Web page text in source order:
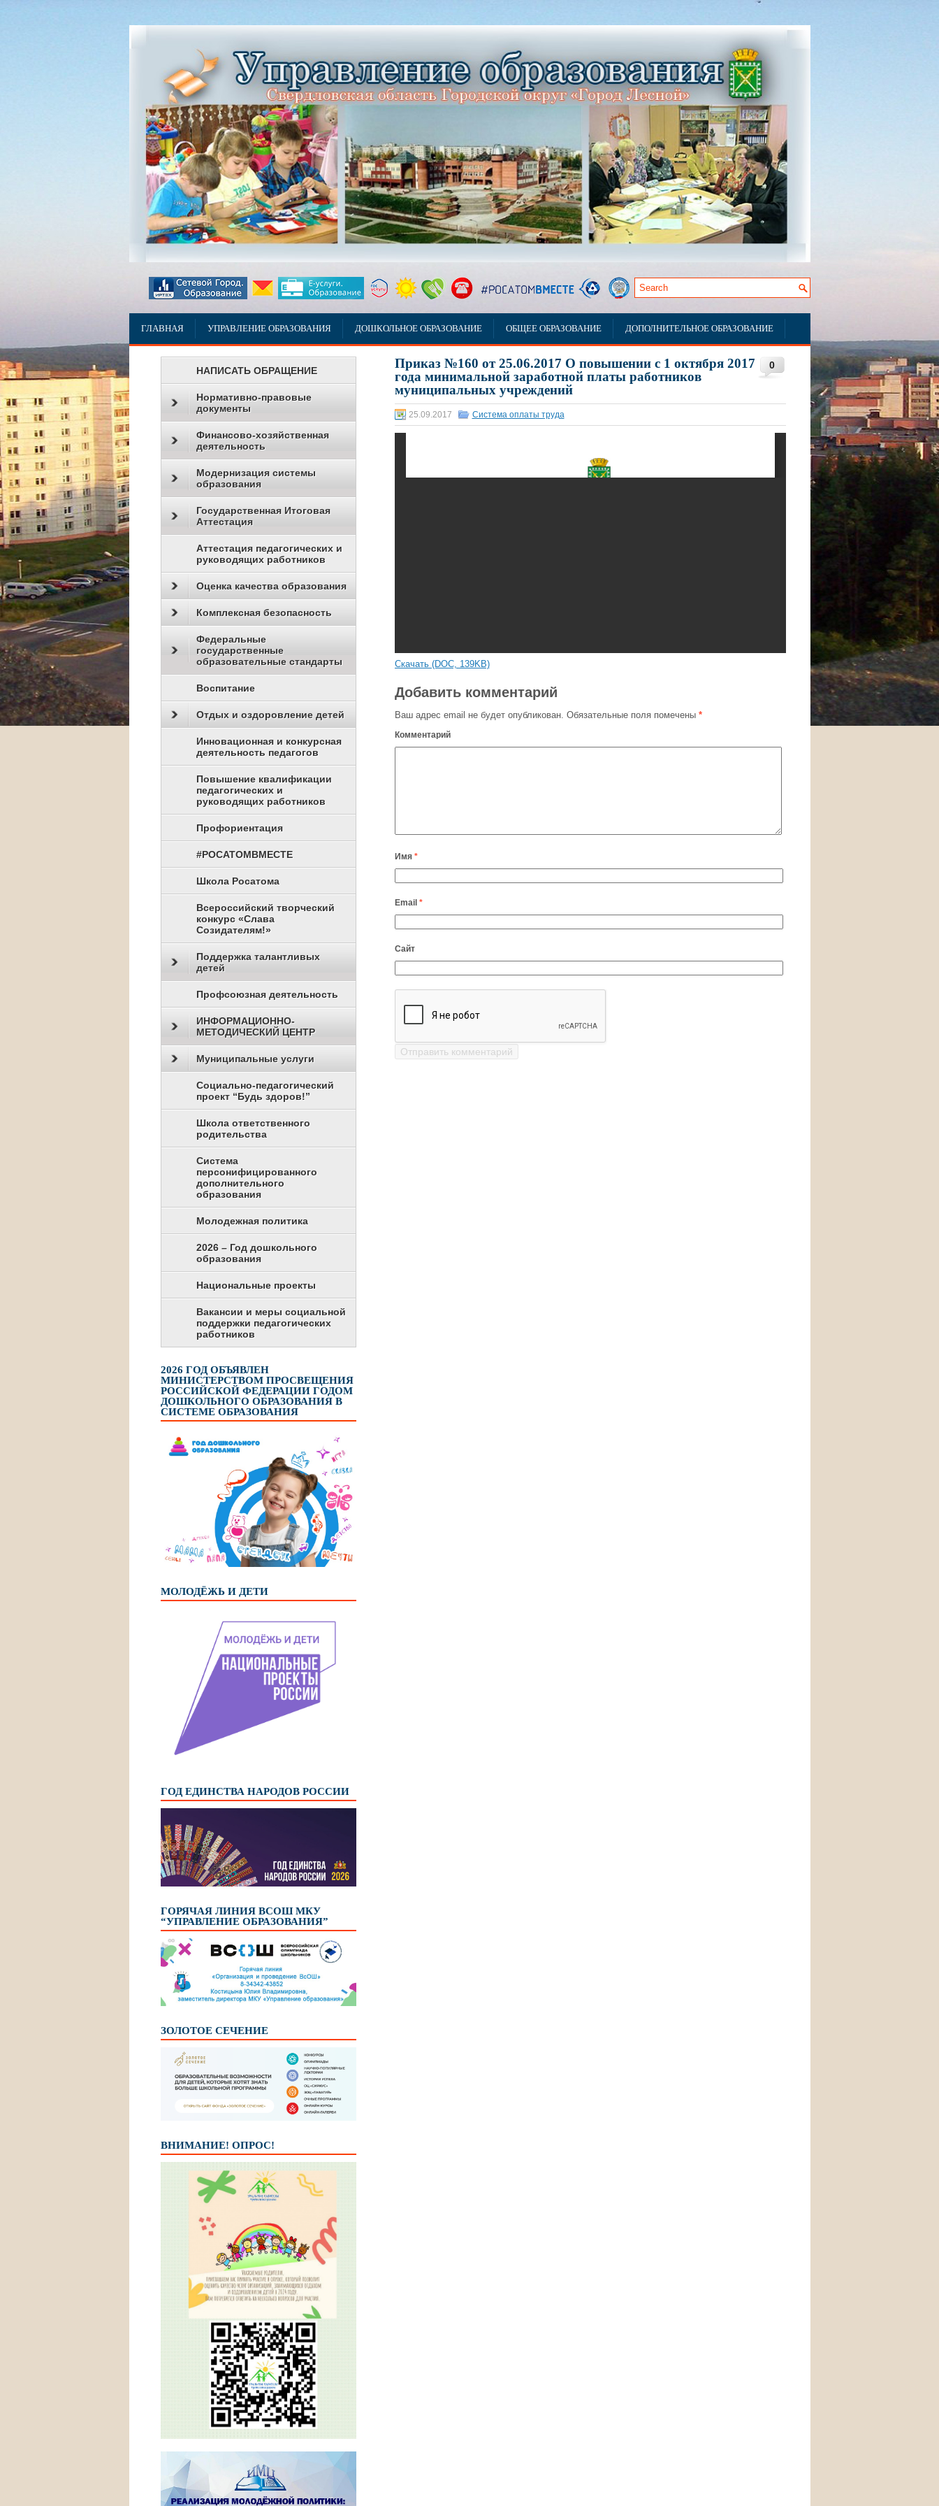
ГЛАВНАЯ УПРАВЛЕНИЕ ОБРАЗОВАНИЯ ДОШКОЛЬНОЕ ОБРАЗОВАНИЕ ОБЩЕЕ ОБРАЗОВАНИЕ ДОПОЛНИТЕЛЬНОЕ ОБРАЗОВАНИЕ
0
Приказ №160 от 25.06.2017 О повышении с 1 октября 2017
года минимальной заработной платы работников
муниципальных учреждений
25.09.2017 Система оплаты труда
Скачать (DOC, 139KB)
Добавить комментарий
Ваш адрес email не будет опубликован. Обязательные поля помечены *
Комментарий
Имя *
Email *
Сайт
НАПИСАТЬ ОБРАЩЕНИЕ
Нормативно-правовые
документы
Финансово-хозяйственная
деятельность
Модернизация системы
образования
Государственная Итоговая
Аттестация
Аттестация педагогических и
руководящих работников
Оценка качества образования
Комплексная безопасность
Федеральные
государственные
образовательные стандарты
Воспитание
Отдых и оздоровление детей
Инновационная и конкурсная
деятельность педагогов
Повышение квалификации
педагогических и
руководящих работников
Профориентация
#РОСАТОМВМЕСТЕ
Школа Росатома
Всероссийский творческий
конкурс «Слава
Созидателям!»
Поддержка талантливых
детей
Профсоюзная деятельность
ИНФОРМАЦИОННО-
МЕТОДИЧЕСКИЙ ЦЕНТР
Муниципальные услуги
Социально-педагогический
проект “Будь здоров!”
Школа ответственного
родительства
Система
персонифицированного
дополнительного
образования
Молодежная политика
2026 – Год дошкольного
образования
Национальные проекты
Вакансии и меры социальной
поддержки педагогических
работников
2026 ГОД ОБЪЯВЛЕН
МИНИСТЕРСТВОМ ПРОСВЕЩЕНИЯ
РОССИЙСКОЙ ФЕДЕРАЦИИ ГОДОМ
ДОШКОЛЬНОГО ОБРАЗОВАНИЯ В
СИСТЕМЕ ОБРАЗОВАНИЯ
МОЛОДЁЖЬ И ДЕТИ
ГОД ЕДИНСТВА НАРОДОВ РОССИИ
ГОРЯЧАЯ ЛИНИЯ ВСОШ МКУ
“УПРАВЛЕНИЕ ОБРАЗОВАНИЯ”
ЗОЛОТОЕ СЕЧЕНИЕ
ВНИМАНИЕ! ОПРОС!